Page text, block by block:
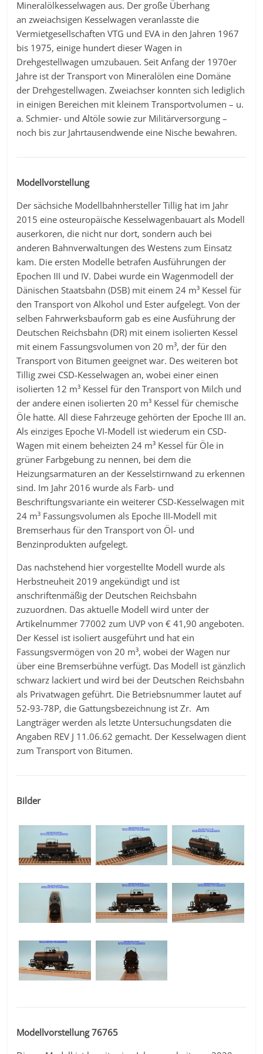
Mineralölkesselwagen aus. Der große Überhang
an zweiachsigen Kesselwagen veranlasste die
Vermietgesellschaften VTG und EVA in den Jahren 1967
bis 1975, einige hundert dieser Wagen in
Drehgestellwagen umzubauen. Seit Anfang der 1970er
Jahre ist der Transport von Mineralölen eine Domäne
der Drehgestellwagen. Zweiachser konnten sich lediglich
in einigen Bereichen mit kleinem Transportvolumen – u.
a. Schmier- und Altöle sowie zur Militärversorgung –
noch bis zur Jahrtausendwende eine Nische bewahren.
Modellvorstellung
Der sächsiche Modellbahnhersteller Tillig hat im Jahr
2015 eine osteuropäische Kesselwagenbauart als Modell
auserkoren, die nicht nur dort, sondern auch bei
anderen Bahnverwaltungen des Westens zum Einsatz
kam. Die ersten Modelle betrafen Ausführungen der
Epochen III und IV. Dabei wurde ein Wagenmodell der
Dänischen Staatsbahn (DSB) mit einem 24 m³ Kessel für
den Transport von Alkohol und Ester aufgelegt. Von der
selben Fahrwerksbauform gab es eine Ausführung der
Deutschen Reichsbahn (DR) mit einem isolierten Kessel
mit einem Fassungsvolumen von 20 m³, der für den
Transport von Bitumen geeignet war. Des weiteren bot
Tillig zwei CSD-Kesselwagen an, wobei einer einen
isolierten 12 m³ Kessel für den Transport von Milch und
der andere einen isolierten 20 m³ Kessel für chemische
Öle hatte. All diese Fahrzeuge gehörten der Epoche III an.
Als einziges Epoche VI-Modell ist wiederum ein CSD-
Wagen mit einem beheizten 24 m³ Kessel für Öle in
grüner Farbgebung zu nennen, bei dem die
Heizungsarmaturen an der Kesselstirnwand zu erkennen
sind. Im Jahr 2016 wurde als Farb- und
Beschriftungsvariante ein weiterer CSD-Kesselwagen mit
24 m³ Fassungsvolumen als Epoche III-Modell mit
Bremserhaus für den Transport von Öl- und
Benzinprodukten aufgelegt.
Das nachstehend hier vorgestellte Modell wurde als
Herbstneuheit 2019 angekündigt und ist
anschriftenmäßig der Deutschen Reichsbahn
zuzuordnen. Das aktuelle Modell wird unter der
Artikelnummer 77002 zum UVP von € 41,90 angeboten.
Der Kessel ist isoliert ausgeführt und hat ein
Fassungsvermögen von 20 m³, wobei der Wagen nur
über eine Bremserbühne verfügt. Das Modell ist gänzlich
schwarz lackiert und wird bei der Deutschen Reichsbahn
als Privatwagen geführt. Die Betriebsnummer lautet auf
52-93-78P, die Gattungsbezeichnung ist Zr. Am
Langträger werden als letzte Untersuchungsdaten die
Angaben REV J 11.06.62 gemacht. Der Kesselwagen dient
zum Transport von Bitumen.
Bilder
Modellvorstellung 76765